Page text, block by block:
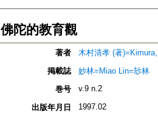
佛陀的教育觀
著者
木村清孝 (著
掲載誌
妙林=Miao Lin=玅林
巻号
v.9 n.2
出版年月日 1997.02